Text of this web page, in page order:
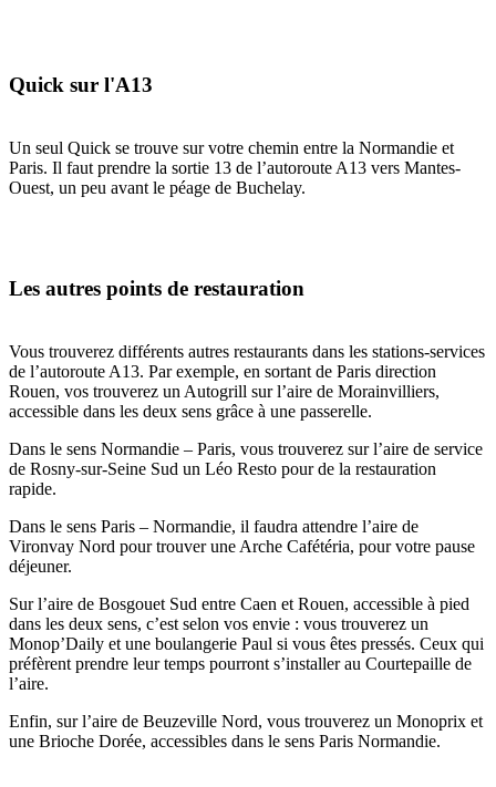
Quick sur l'A13
Un seul Quick se trouve sur votre chemin entre la Normandie et
Paris. Il faut prendre la sortie 13 de l’autoroute A13 vers Mantes-
Ouest, un peu avant le péage de Buchelay.
Les autres points de restauration
Vous trouverez différents autres restaurants dans les stations-services
de l’autoroute A13. Par exemple, en sortant de Paris direction
Rouen, vos trouverez un Autogrill sur l’aire de Morainvilliers,
accessible dans les deux sens grâce à une passerelle.
Dans le sens Normandie – Paris, vous trouverez sur l’aire de service
de Rosny-sur-Seine Sud un Léo Resto pour de la restauration
rapide.
Dans le sens Paris – Normandie, il faudra attendre l’aire de
Vironvay Nord pour trouver une Arche Cafétéria, pour votre pause
déjeuner.
Sur l’aire de Bosgouet Sud entre Caen et Rouen, accessible à pied
dans les deux sens, c’est selon vos envie : vous trouverez un
Monop’Daily et une boulangerie Paul si vous êtes pressés. Ceux qui
préfèrent prendre leur temps pourront s’installer au Courtepaille de
l’aire.
Enfin, sur l’aire de Beuzeville Nord, vous trouverez un Monoprix et
une Brioche Dorée, accessibles dans le sens Paris Normandie.